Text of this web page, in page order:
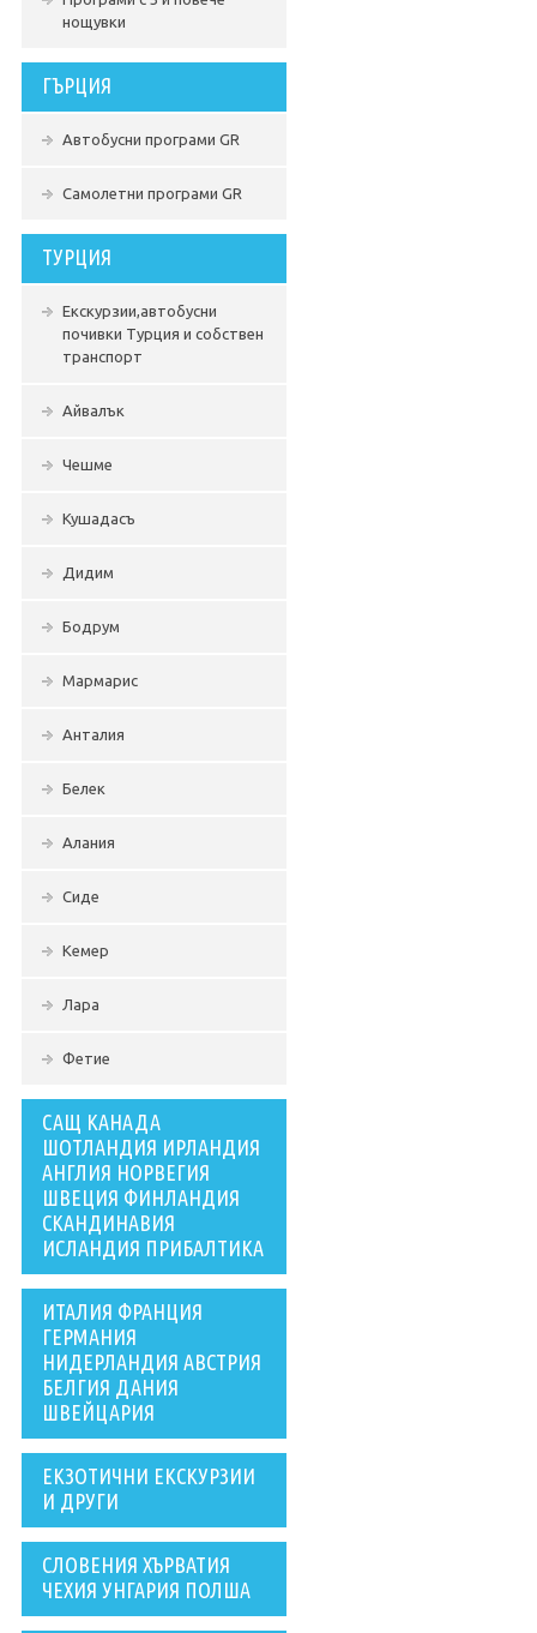
нощувки
ГЪРЦИЯ
Автобусни програми GR
Самолетни програми GR
ТУРЦИЯ
Екскурзии,автобусни
почивки Турция и собствен
транспорт
Айвалък
Чешме
Кушадасъ
Дидим
Бодрум
Мармарис
Анталия
Белек
Алания
Сиде
Кемер
Лара
Фетие
САЩ КАНАДА
ШОТЛАНДИЯ ИРЛАНДИЯ
АНГЛИЯ НОРВЕГИЯ
ШВЕЦИЯ ФИНЛАНДИЯ
СКАНДИНАВИЯ
ИСЛАНДИЯ ПРИБАЛТИКА
ИТАЛИЯ ФРАНЦИЯ
ГЕРМАНИЯ
НИДЕРЛАНДИЯ АВСТРИЯ
БЕЛГИЯ ДАНИЯ
ШВЕЙЦАРИЯ
ЕКЗОТИЧНИ ЕКСКУРЗИИ
И ДРУГИ
СЛОВЕНИЯ ХЪРВАТИЯ
ЧЕХИЯ УНГАРИЯ ПОЛША